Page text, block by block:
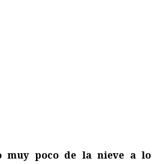
muy poco de la nieve a lo